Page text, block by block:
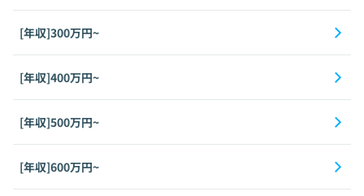
[年収]300万円~
[年収]400万円~
[年収]500万円~
[年収]600万円~